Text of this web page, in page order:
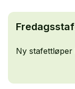
Ny stafettløper
Kjersti